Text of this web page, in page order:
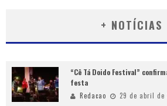
+ NOTÍCIAS
“Cê Tá Doido Festival”
festa
Redacao 29 de abril de